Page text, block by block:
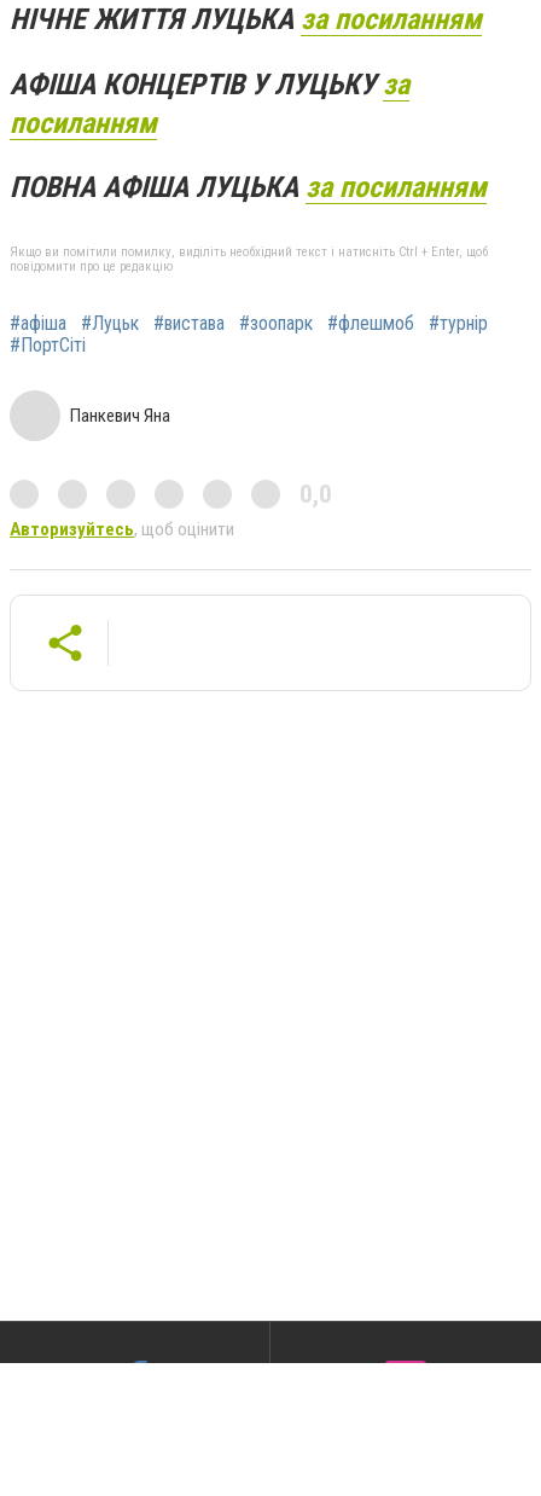
НІЧНЕ ЖИТТЯ ЛУЦЬКА за посиланням
АФІША КОНЦЕРТІВ У ЛУЦЬКУза
посиланням
ПОВНА АФІША ЛУЦЬКА за посиланням
Якщо ви помітили помилку, виділіть необхідний текст і натисніть Ctrl + Enter, щоб
повідомити про це редакцію
#афіша #Луцьк #вистава #зоопарк #флешмоб
#турнір
#ПортСіті
Панкевич Яна
0,0
Авторизуйтесь, щоб оцінити